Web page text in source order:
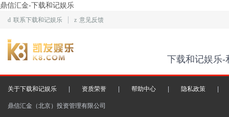
鼎信汇金-下载和记娱乐
d 联系下载和记娱乐 z 意见反馈
下载和记娱乐-
关于下载和记娱乐 | 资质荣誉 | 帮助中心 | 隐私政策 |
鼎信汇金（北京）投资管理有限公司